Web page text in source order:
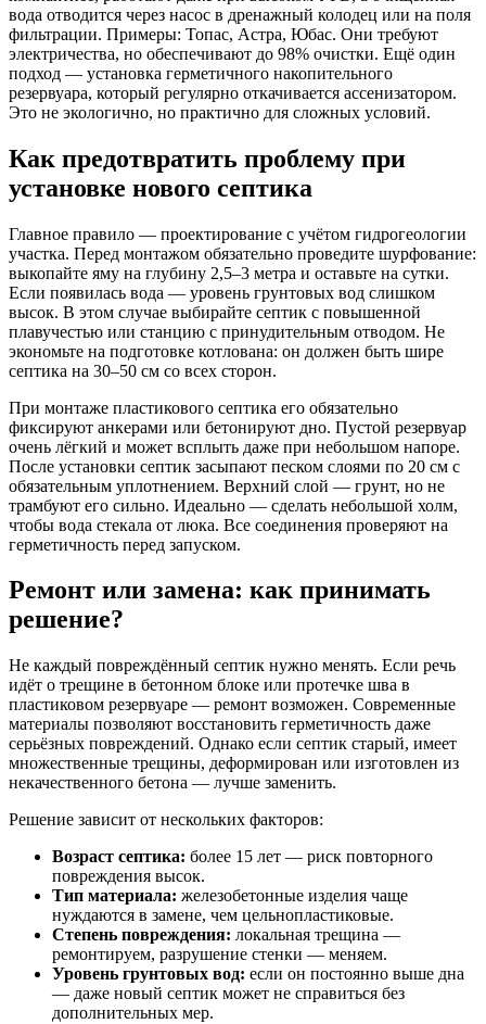
вода отводится через насос в дренажный колодец или на поля
фильтрации. Примеры: Топас, Астра, Юбас. Они требуют
электричества, но обеспечивают до 98% очистки. Ещё один
подход — установка герметичного накопительного
резервуара, который регулярно откачивается ассенизатором.
Это не экологично, но практично для сложных условий.
Как предотвратить проблему при
установке нового септика
Главное правило — проектирование с учётом гидрогеологии
участка. Перед монтажом обязательно проведите шурфование:
выкопайте яму на глубину 2,5–3 метра и оставьте на сутки.
Если появилась вода — уровень грунтовых вод слишком
высок. В этом случае выбирайте септик с повышенной
плавучестью или станцию с принудительным отводом. Не
экономьте на подготовке котлована: он должен быть шире
септика на 30–50 см со всех сторон.
При монтаже пластикового септика его обязательно
фиксируют анкерами или бетонируют дно. Пустой резервуар
очень лёгкий и может всплыть даже при небольшом напоре.
После установки септик засыпают песком слоями по 20 см с
обязательным уплотнением. Верхний слой — грунт, но не
трамбуют его сильно. Идеально — сделать небольшой холм,
чтобы вода стекала от люка. Все соединения проверяют на
герметичность перед запуском.
Ремонт или замена: как принимать
решение?
Не каждый повреждённый септик нужно менять. Если речь
идёт о трещине в бетонном блоке или протечке шва в
пластиковом резервуаре — ремонт возможен. Современные
материалы позволяют восстановить герметичность даже
серьёзных повреждений. Однако если септик старый, имеет
множественные трещины, деформирован или изготовлен из
некачественного бетона — лучше заменить.
Решение зависит от нескольких факторов:
Возраст септика: более 15 лет — риск повторного
повреждения высок.
Тип материала: железобетонные изделия чаще
нуждаются в замене, чем цельнопластиковые.
Степень повреждения: локальная трещина —
ремонтируем, разрушение стенки — меняем.
Уровень грунтовых вод: если он постоянно выше дна
— даже новый септик может не справиться без
дополнительных мер.